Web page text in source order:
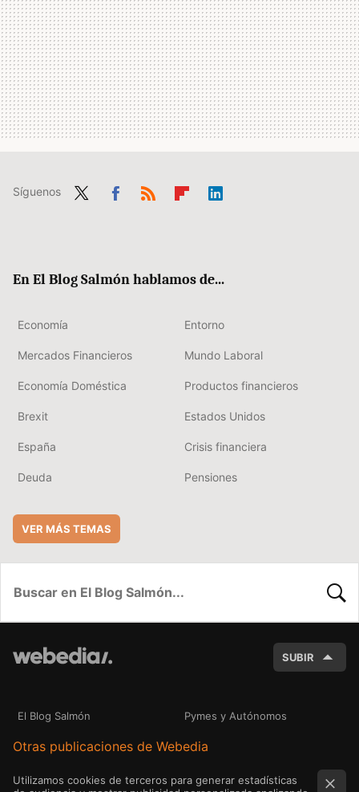
Síguenos
En El Blog Salmón hablamos de...
Economía Entorno
Mercados Financieros Mundo Laboral
Economía Doméstica Productos financieros
Brexit Estados Unidos
España Crisis financiera
Deuda Pensiones
VER MÁS TEMAS
SUBIR
El Blog Salmón Pymes y Autónomos
Otras publicaciones de Webedia
Utilizamos cookies de terceros para generar estadísticas